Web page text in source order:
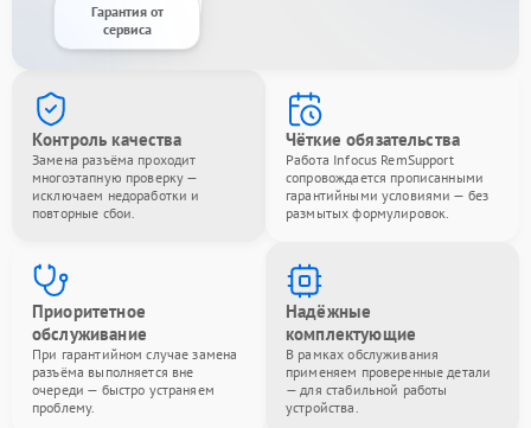
Гарантия от
сервиса
Контроль качества
Замена разъёма проходит
многоэтапную проверку —
исключаем недоработки и
повторные сбои.
Чёткие обязательства
Работа Infocus RemSupport
сопровождается прописанными
гарантийными условиями — без
размытых формулировок.
Приоритетное
обслуживание
При гарантийном случае замена
разъёма выполняется вне
очереди — быстро устраняем
проблему.
Надёжные
комплектующие
В рамках обслуживания
применяем проверенные детали
— для стабильной работы
устройства.